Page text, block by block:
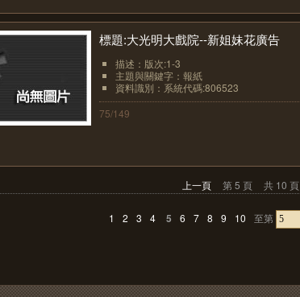
標題:大光明大戲院--新姐妹花廣告
描述：版次:1-3
主題與關鍵字：報紙
資料識別：系統代碼:806523
75/149
上一頁 第 5 頁 共 10 頁
1 2 3 4 5 6 7 8 9 10 至第